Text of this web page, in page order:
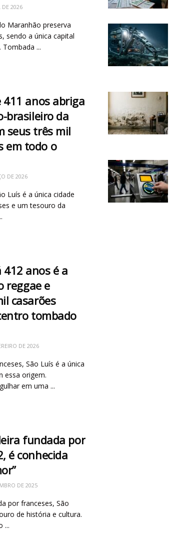
DE 2026
Maranhão preserva
sendo a única capital
...
411 anos abriga
brasileiro da
seus três mil
em todo o
DE 2026
Luís é a única cidade
e um tesouro da
anos é a
reggae e
casarões
tombado
DE 2026
São Luís é a única
essa origem.
em uma ...
fundada por
é conhecida
DE 2025
por franceses, São
de história e cultura.
...